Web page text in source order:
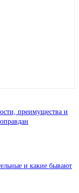
преимущества и
и какие бывают